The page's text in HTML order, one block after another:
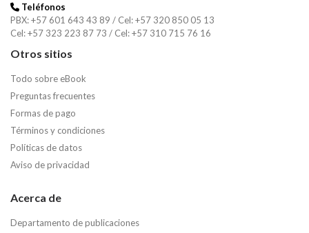
Teléfonos
PBX: +57 601 643 43 89 / Cel: +57 320 850 05 13
Cel: +57 323 223 87 73 / Cel: +57 310 715 76 16
Otros sitios
Todo sobre eBook
Preguntas frecuentes
Formas de pago
Términos y condiciones
Políticas de datos
Aviso de privacidad
Acerca de
Departamento de publicaciones